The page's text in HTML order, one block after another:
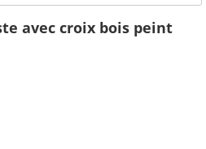
avec croix bois peint